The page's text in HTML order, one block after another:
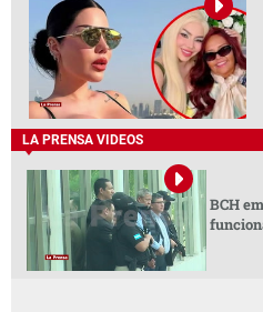
LA PRENSA VIDEOS
BCH